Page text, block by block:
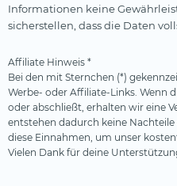
Wasserstoff
Nordea
onemarkets
Ossiam
Palmer Square
Pictet
Informationen keine
sicherstellen, dass die Daten
Affiliate Hinweis *
Bei den mit Sternchen (*)
Werbe- oder Affiliate-Links. Wenn
oder abschließt, erhalten wir eine
entstehen dadurch keine
diese Einnahmen, um unser
Vielen Dank für deine